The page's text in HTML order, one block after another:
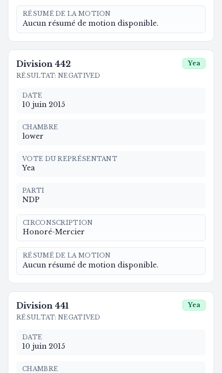
RÉSUMÉ DE LA MOTION
Aucun résumé de motion disponible.
Division 442
RÉSULTAT: NEGATIVED
Yea
DATE
10 juin 2015
CHAMBRE
lower
VOTE DU REPRÉSENTANT
Yea
PARTI
NDP
CIRCONSCRIPTION
Honoré-Mercier
RÉSUMÉ DE LA MOTION
Aucun résumé de motion disponible.
Division 441
RÉSULTAT: NEGATIVED
Yea
DATE
10 juin 2015
CHAMBRE